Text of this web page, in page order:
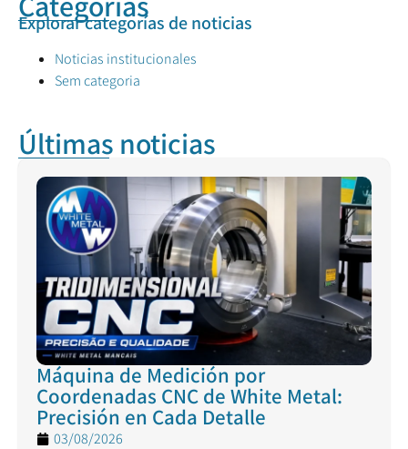
Explorar categorías de noticias
Noticias institucionales
Sem categoria
Últimas noticias
Máquina de Medición por
Coordenadas CNC de White Metal:
Precisión en Cada Detalle
03/08/2026